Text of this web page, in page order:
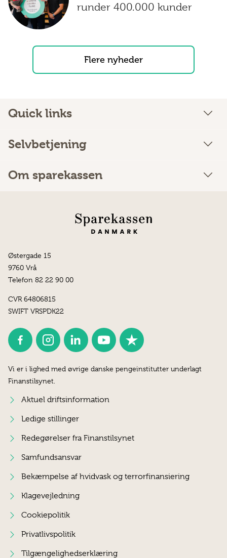
runder 400.000 kunder
Flere nyheder
Quick links
Selvbetjening
Om sparekassen
Østergade 15
9760 Vrå
Telefon 82 22 90 00
CVR 64806815
SWIFT VRSPDK22
Vi er i lighed med øvrige danske pengeinstitutter underlagt
Finanstilsynet.
Aktuel driftsinformation
Ledige stillinger
Redegørelser fra Finanstilsynet
Samfundsansvar
Bekæmpelse af hvidvask og terrorfinansiering
Klagevejledning
Cookiepolitik
Privatlivspolitik
Tilgængelighedserklæring